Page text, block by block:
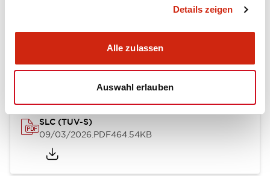
Details zeigen
Alle zulassen
Auswahl erlauben
Dokumente und Dateien
Genehmigungen & Standards
SLC (TUV-S)
09/03/2026.PDF464.54KB